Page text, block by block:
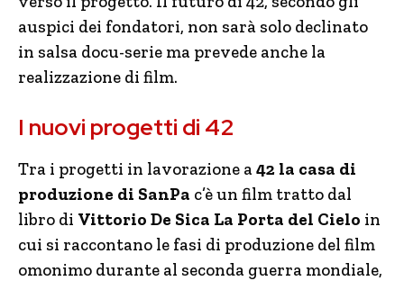
auspici dei fondatori, non sarà solo declinato
in salsa docu-serie ma prevede anche la
realizzazione di film.
I nuovi progetti di 42
Tra i progetti in lavorazione a42 la casa di
produzione di SanPa c’è un film tratto dal
libro di Vittorio De Sica La Porta del Cielo in
cui si raccontano le fasi di produzione del film
omonimo durante al seconda guerra mondiale,